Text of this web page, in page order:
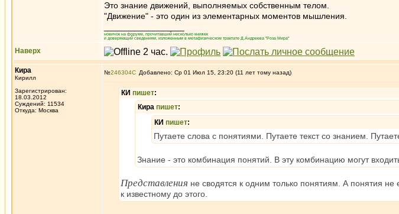
Это знание движений, выполняемых собственным телом.
"Движение" - это один из элементарных моментов мышления.
новичок на форуме, прочитавший несколько книжек
и доверяющий сведениям, изложенным в метафизическом трактате Д.Андреева "Роза Мира"
Наверх
Кира
Кирилл
Зарегистрирован:
18.03.2012
Суждений: 11534
Откуда: Москва
№246304 Добавлено: Ср 01 Июл 15, 23:20 (11 лет тому назад)
КИ пишет:
Кира пишет:
КИ пишет:
Путаете слова с понятиями. Путаете текст со знанием.
Знание - это комбинация понятий. В эту комбинацию могут
Представления не сводятся к одним только понятиям. А понятия
к известному до этого.